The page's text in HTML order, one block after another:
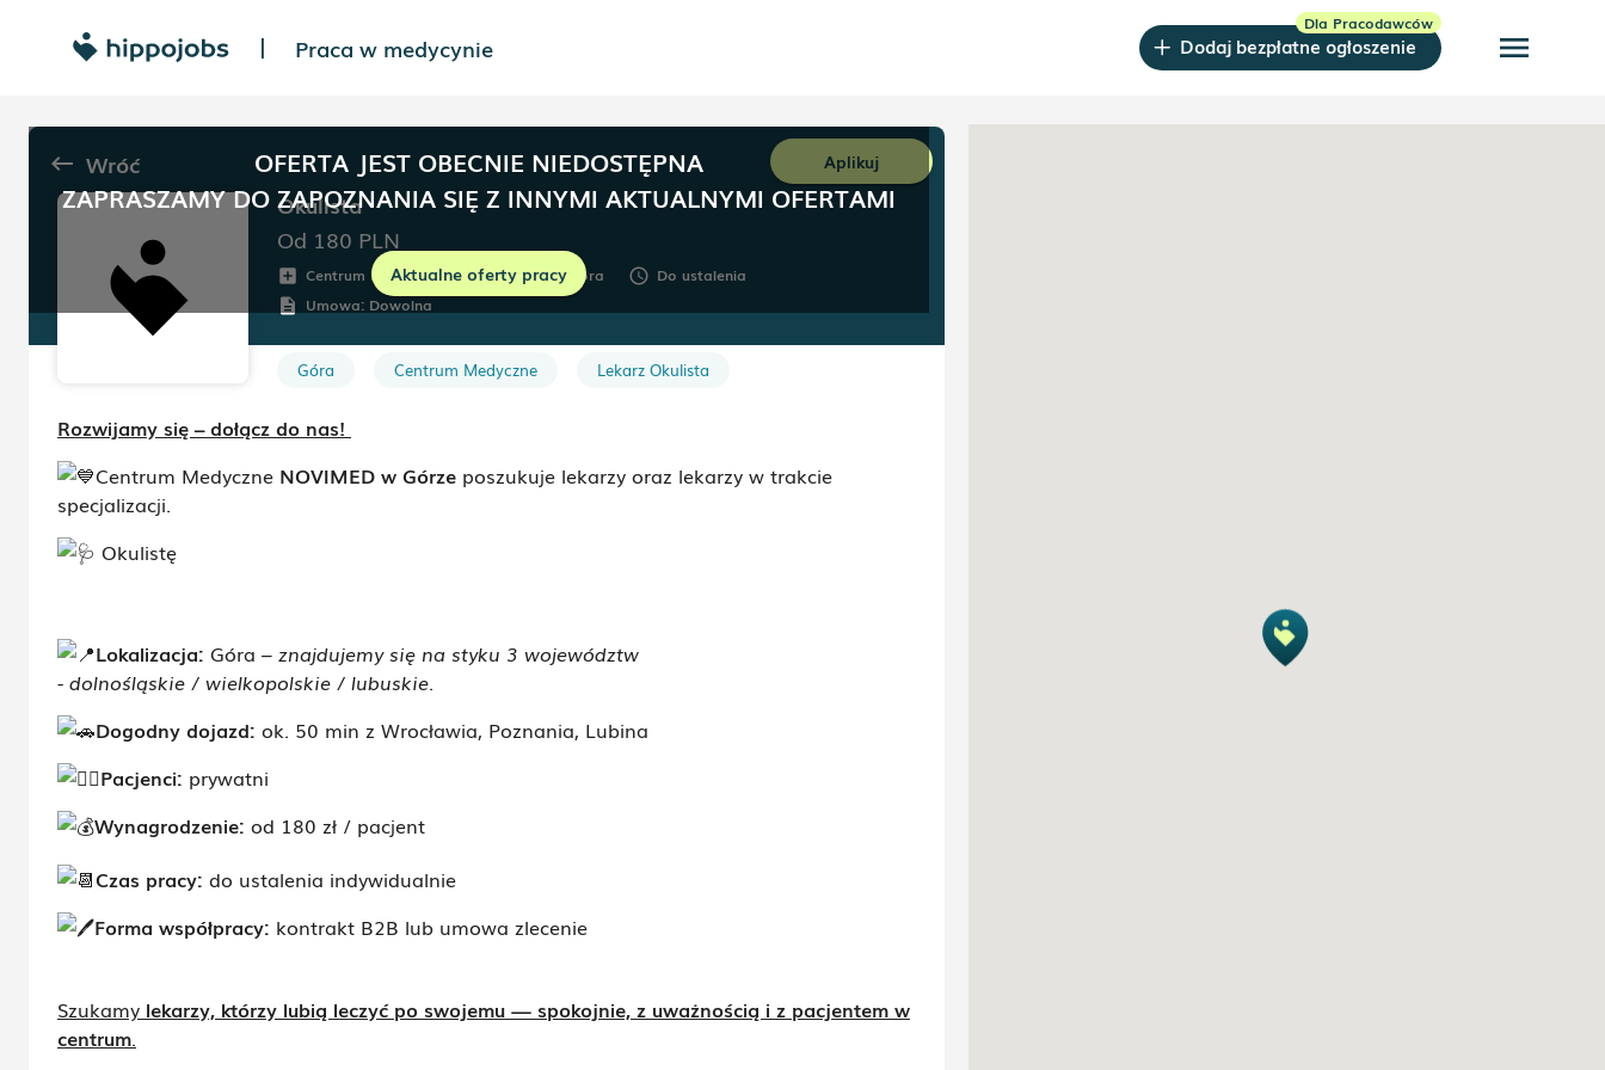
| Praca w medycynie Dodaj bezpłatne ogłoszenie menu
OFERTA JEST OBECNIE NIEDOSTĘPNA
ZAPRASZAMY DO ZAPOZNANIA SIĘ Z INNYMI AKTUALNYMI OFERTAMI
Aktualne oferty pracy
keyboard_backspace Wróć Aplikuj
Okulista
Od 180 PLN
add_box Centrum Medyczne NOVIMED room Góra schedule Do ustalenia
description Umowa: Dowolna
Góra Centrum Medyczne Lekarz Okulista
Rozwijamy się – dołącz do nas!
Centrum Medyczne NOVIMED w Górze poszukuje lekarzy oraz lekarzy w trakcie
specjalizacji.
Okulistę
Lokalizacja: Góra – znajdujemy się na styku 3 województw
- dolnośląskie / wielkopolskie / lubuskie.
Dogodny dojazd: ok. 50 min z Wrocławia, Poznania, Lubina
Pacjenci: prywatni
Wynagrodzenie: od 180 zł / pacjent
Czas pracy: do ustalenia indywidualnie
Forma współpracy: kontrakt B2B lub umowa zlecenie
Szukamy lekarzy, którzy lubią leczyć po swojemu — spokojnie, z uważnością i z pacjentem w
centrum.